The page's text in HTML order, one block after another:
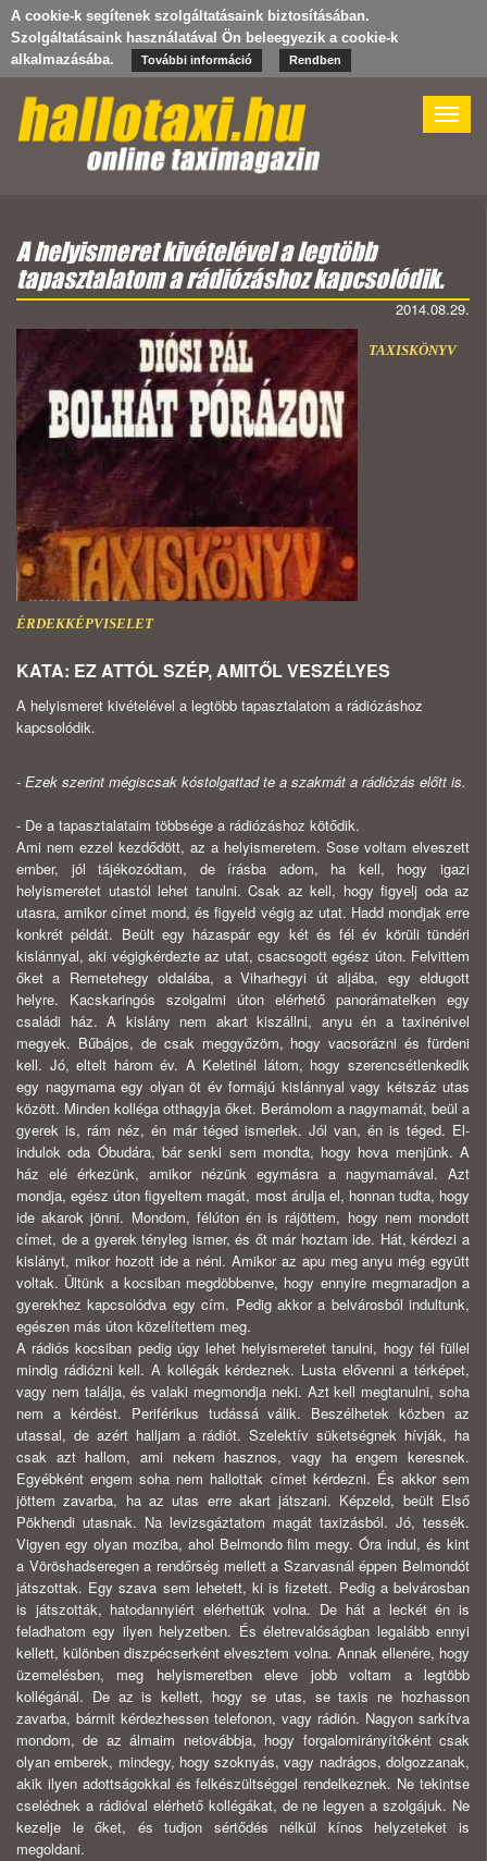
A cookie-k segítenek szolgáltatásaink biztosításában.
Szolgáltatásaink használatával Ön beleegyezik a cookie-k
alkalmazásába.
További információ Rendben
Toggle
A helyismeret kivételével a legtöbb
tapasztalatom a rádiózáshoz kapcsolódik.
2014.08.29.
TAXISKÖNYV
ÉRDEKKÉPVISELET
KATA: EZ ATTÓL SZÉP, AMITŐL VESZÉLYES
A helyismeret kivételével a legtöbb tapasztalatom a rádiózáshoz
kapcsolódik.
- Ezek szerint mégiscsak kóstolgattad te a szakmát a rá­diózás előtt is.
- De a tapasztalataim többsége a rádiózáshoz kötődik.
Ami nem ezzel kezdődött, az a helyismeretem. Sose voltam elveszett
ember, jól tájékozódtam, de írásba adom, ha kell, hogy igazi
helyismeretet utastól lehet tanulni. Csak az kell, hogy figyelj oda az
utasra, amikor címet mond, és figyeld végig az utat. Hadd mondjak erre
konkrét példát. Beült egy házaspár egy két és fél év körüli tündéri
kislánnyal, aki végigkérdez­te az utat, csacsogott egész úton. Felvittem
őket a Remete­hegy oldalába, a Viharhegyi út aljába, egy eldugott
helyre. Kacskaringós szolgalmi úton elérhető panorámatelken egy
családi ház. A kislány nem akart kiszállni, anyu én a taxinénivel
megyek. Bűbájos, de csak meggyőzöm, hogy vacso­rázni és fürdeni
kell. Jó, eltelt három év. A Keletinél látom, hogy szerencsétlenkedik
egy nagymama egy olyan öt év formájú kislánnyal vagy kétszáz utas
között. Minden kollé­ga otthagyja őket. Berámolom a nagymamát, beül a
gyerek is, rám néz, én már téged ismerlek. Jól van, én is téged. El­
indulok oda Óbudára, bár senki sem mondta, hogy hova menjünk. A
ház elé érkezünk, amikor nézünk egymásra a nagymamával. Azt
mondja, egész úton figyeltem magát, most árulja el, honnan tudta, hogy
ide akarok jönni. Mon­dom, félúton én is rájöttem, hogy nem mondott
címet, de a gyerek tényleg ismer, és őt már hoztam ide. Hát, kérdezi a
kislányt, mikor hozott ide a néni. Amikor az apu meg anyu még együtt
voltak. Ültünk a kocsiban megdöbbenve, hogy ennyire megmaradjon a
gyerekhez kapcsolódva egy cím. Pedig akkor a belvárosból indultunk,
egészen más úton kö­zelítettem meg.
A rádiós kocsiban pedig úgy lehet helyismeretet tanulni, hogy fél füllel
mindig rádiózni kell. A kollégák kérdeznek. Lusta elővenni a térképet,
vagy nem találja, és valaki meg­mondja neki. Azt kell megtanulni, soha
nem a kérdést. Pe­riférikus tudássá válik. Beszélhetek közben az
utassal, de azért halljam a rádiót. Szelektív süketségnek hívják, ha
csak azt hallom, ami nekem hasznos, vagy ha engem keresnek.
Egyébként engem soha nem hallottak címet kérdezni. És akkor sem
jöttem zavarba, ha az utas erre akart játszani. Képzeld, beült Első
Pökhendi utasnak. Na levizsgáztatom magát taxizásból. Jó, tessék.
Vigyen egy olyan moziba, ahol Belmondo film megy. Óra indul, és kint
a Vöröshadseregen a rendőrség mellett a Szarvasnál éppen Belmondót
játszot­tak. Egy szava sem lehetett, ki is fizetett. Pedig a belváros­ban
is játszották, hatodannyiért elérhettük volna. De hát a leckét én is
feladhatom egy ilyen helyzetben. És életrevalóságban legalább ennyi
kellett, különben diszpécserként el­vesztem volna. Annak ellenére, hogy
üzemelésben, meg helyismeretben eleve jobb voltam a legtöbb
kollégánál. De az is kellett, hogy se utas, se taxis ne hozhasson
zavarba, bármit kérdezhessen telefonon, vagy rádión. Nagyon sar­kítva
mondom, de az álmaim netovábbja, hogy forgalom­irányítóként csak
olyan emberek, mindegy, hogy szoknyás, vagy nadrágos, dolgozzanak,
akik ilyen adottságokkal és felkészültséggel rendelkeznek. Ne tekintse
cselédnek a rá­dióval elérhető kollégákat, de ne legyen a szolgájuk. Ne
ke­zelje le őket, és tudjon sértődés nélkül kínos helyzeteket is
megoldani.